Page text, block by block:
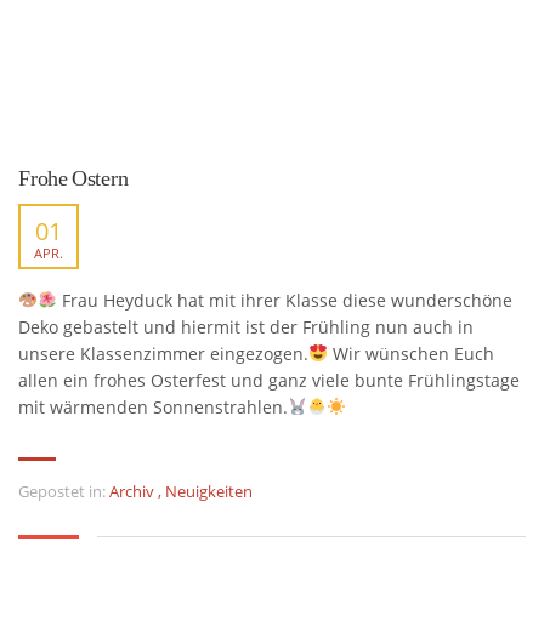
Frohe Ostern
01
APR.
Frau Heyduck hat mit ihrer Klasse diese wunderschöne
Deko gebastelt und hiermit ist der Frühling nun auch in
unsere Klassenzimmer eingezogen.
Wir wünschen Euch
allen ein frohes Osterfest und ganz viele bunte Frühlingstage
mit wärmenden Sonnenstrahlen.
Gepostet in:Archiv, Neuigkeiten